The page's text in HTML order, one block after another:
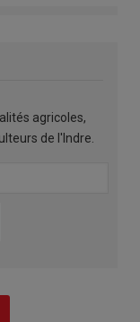
agricoles,
de l'Indre.